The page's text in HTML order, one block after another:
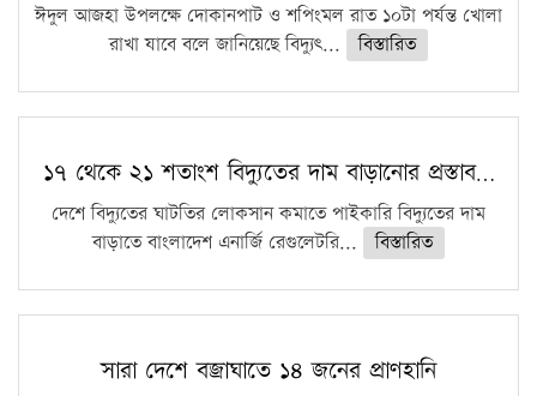
ঈদুল আজহা উপলক্ষে দোকানপাট ও শপিংমল রাত ১০টা পর্যন্ত খোলা
রাখা যাবে বলে জানিয়েছে বিদ্যুৎ...
বিস্তারিত
১৭ থেকে ২১ শতাংশ বিদ্যুতের দাম বাড়ানোর প্রস্তাব…
দেশে বিদ্যুতের ঘাটতির লোকসান কমাতে পাইকারি বিদ্যুতের দাম
বাড়াতে বাংলাদেশ এনার্জি রেগুলেটরি...
বিস্তারিত
সারা দেশে বজ্রাঘাতে ১৪ জনের প্রাণহানি